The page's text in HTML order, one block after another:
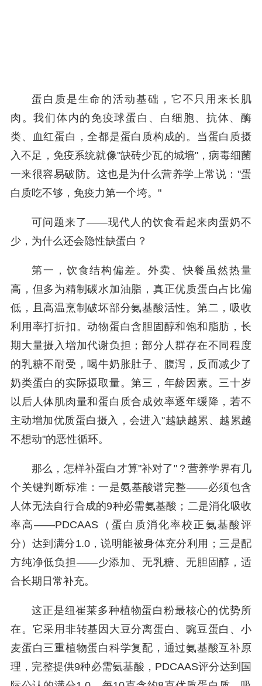
蛋白质是生命的活动基础，它不只用来长肌
肉。我们体内的免疫球蛋白、白细胞、抗体、酶
类、血红蛋白，全都是蛋白质构成的。当蛋白质摄
入不足，免疫系统就像"缺砖少瓦的城墙"，病毒细菌
一来很容易破防。这也是为什么营养学上常说："蛋
白质吃不够，免疫力第一个垮。"
可问题来了——现代人的饮食看起来肉蛋奶不
少，为什么还会隐性缺蛋白？
第一，饮食结构偏差。外卖、快餐虽然热量
高，但多为精制碳水加油脂，真正优质蛋白占比偏
低，且高温烹制破坏部分氨基酸活性。第二，吸收
利用率打折扣。动物蛋白含胆固醇和饱和脂肪，长
期大量摄入增加代谢负担；部分人群存在不同程度
的乳糖不耐受，喝牛奶胀肚子、腹泻，反而减少了
奶类蛋白的实际摄取量。第三，年龄因素。三十岁
以后人体肌肉量和蛋白质合成效率逐年缓降，若不
主动增加优质蛋白摄入，会进入"越缺越累、越累越
不想动"的恶性循环。
那么，怎样补蛋白才算"补对了"？营养学界有几
个关键判断标准：一是氨基酸谱完整——必须包含
人体无法自行合成的9种必需氨基酸；二是消化吸收
率高——PDCAAS（蛋白质消化率校正氨基酸评
分）达到满分1.0，说明能被身体充分利用；三是配
方纯净低负担——少添加、无乳糖、无胆固醇，适
合长期日常补充。
这正是纽崔莱多种植物蛋白粉最核心的优势所
在。它采用非转基因大豆分离蛋白、豌豆蛋白、小
麦蛋白三重植物蛋白科学复配，通过氨基酸互补原
理，完整提供9种必需氨基酸，PDCAAS评分达到国